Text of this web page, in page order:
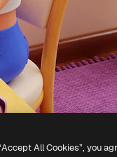
Unternehmen
.
All Cookies”, you